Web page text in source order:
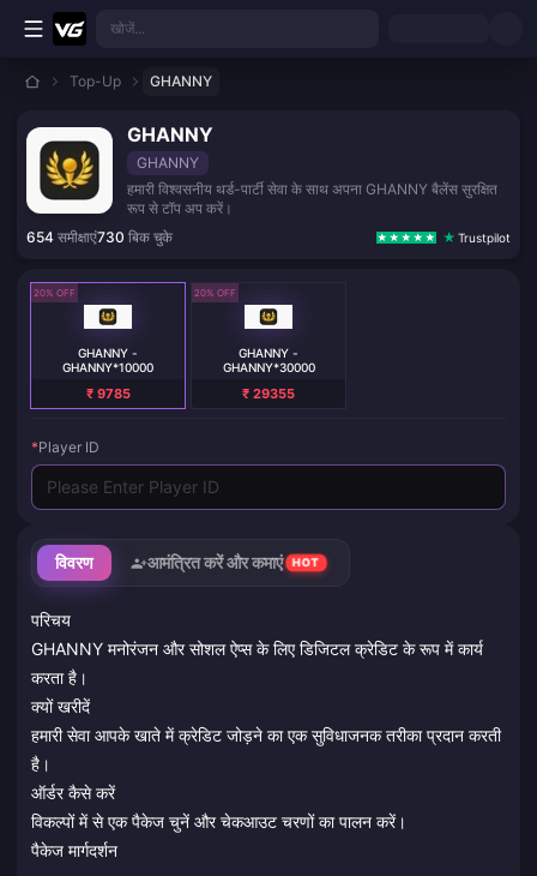
मुख्य सामग्री पर जाएं
खोजें...
Top-Up GHANNY
GHANNY
GHANNY
हमारी विश्वसनीय थर्ड-पार्टी सेवा के साथ अपना GHANNY बैलेंस सुरक्षित
रूप से टॉप अप करें।
654 समीक्षाएं730 बिक चुके Trustpilot
विवरण आमंत्रित करें और कमाएं HOT
परिचय
GHANNY मनोरंजन और सोशल ऐप्स के लिए डिजिटल क्रेडिट के रूप में कार्य
करता है।
क्यों खरीदें
हमारी सेवा आपके खाते में क्रेडिट जोड़ने का एक सुविधाजनक तरीका प्रदान करती
है।
ऑर्डर कैसे करें
विकल्पों में से एक पैकेज चुनें और चेकआउट चरणों का पालन करें।
पैकेज मार्गदर्शन
20% OFF
GHANNY -
GHANNY*10000
₹ 9785
20% OFF
GHANNY -
GHANNY*30000
₹ 29355
*Player ID